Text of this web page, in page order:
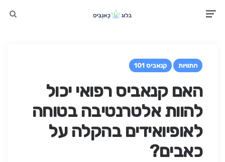
התוויות קנאביס 101
האם קנאביס רפואי יכול
להוות אלטרנטיבה בטוחה
לאופיואידים בהקלה על
כאבים?